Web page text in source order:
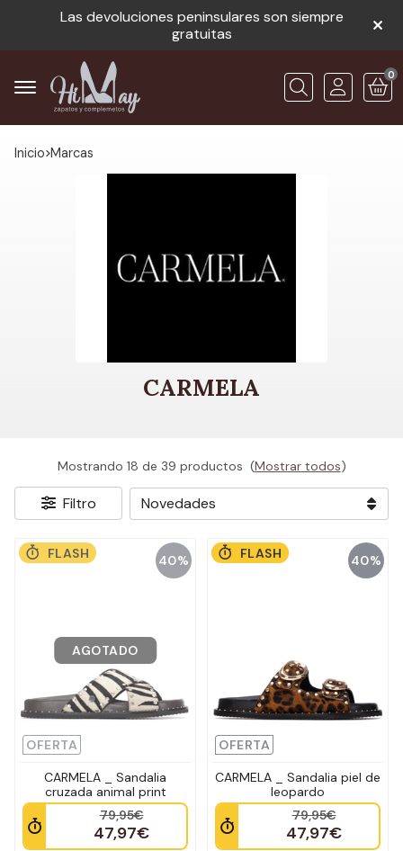
Las devoluciones peninsulares son siempre
gratuitas
Buscar
0
Inicio marcas
CARMELA
Mostrando 18 de 39 productos (Mostrar todos)
Filtro
40%
OFERTA
FLASH
AGOTADO
CARMELA _ Sandalia
cruzada animal print
79,95€
47,97€
40%
OFERTA
FLASH
CARMELA _ Sandalia piel de
leopardo
79,95€
47,97€